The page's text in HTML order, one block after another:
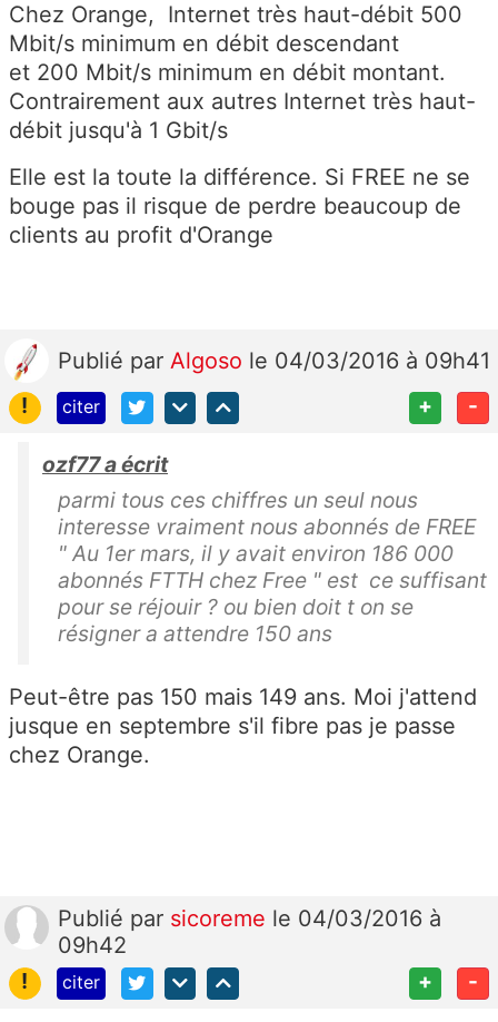
Chez Orange, Internet très haut-débit 500
Mbit/s minimum en débit descendant
et 200 Mbit/s minimum en débit montant.
Contrairement aux autres Internet très haut-
débit jusqu'à 1 Gbit/s
Elle est la toute la différence. Si FREE ne se
bouge pas il risque de perdre beaucoup de
clients au profit d'Orange
Publié par Algoso le 04/03/2016 à 09h41
!
citer + -
ozf77 a écrit
parmi tous ces chiffres un seul nous
interesse vraiment nous abonnés de FREE
" Au 1er mars, il y avait environ 186 000
abonnés FTTH chez Free " est ce suffisant
pour se réjouir ? ou bien doit t on se
résigner a attendre 150 ans
Peut-être pas 150 mais 149 ans. Moi j'attend
jusque en septembre s'il fibre pas je passe
chez Orange.
Publié par sicoreme le 04/03/2016 à
09h42
!
citer + -